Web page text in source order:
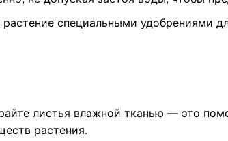
специальными удобрениями
листья влажной тканью — это
растения.